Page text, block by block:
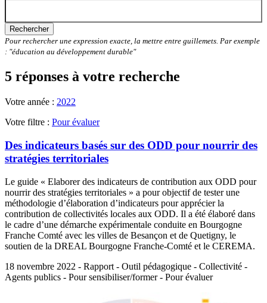
Rechercher
Pour rechercher une expression exacte, la mettre entre guillemets. Par exemple
: "éducation au développement durable"
5 réponses à votre recherche
Votre année : 2022
Votre filtre : Pour évaluer
Des indicateurs basés sur des ODD pour nourrir des
stratégies territoriales
Le guide « Elaborer des indicateurs de contribution aux ODD pour
nourrir des stratégies territoriales » a pour objectif de tester une
méthodologie d’élaboration d’indicateurs pour apprécier la
contribution de collectivités locales aux ODD. Il a été élaboré dans
le cadre d’une démarche expérimentale conduite en Bourgogne
Franche Comté avec les villes de Besançon et de Quetigny, le
soutien de la DREAL Bourgogne Franche-Comté et le CEREMA.
18 novembre 2022 - Rapport - Outil pédagogique - Collectivité -
Agents publics - Pour sensibiliser/former - Pour évaluer